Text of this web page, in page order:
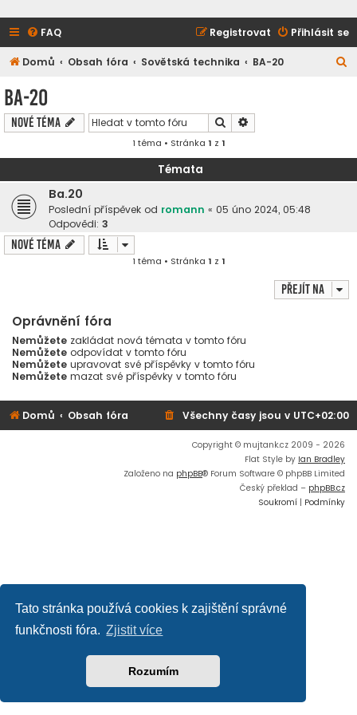
Tato stránka používá cookies k zajištění správné
funkčnosti fóra. Zjistit více
Rozumím
FAQ Přihlásit se
Registrovat
Domů Obsah fóra Sovětská technika BA-20
BA-20
Nové téma Hledat
1 téma • Stránka 1 z 1
Témata
Ba.20
Poslední příspěvek od romann « 05 úno 2024, 05:48
Odpovědi: 3
Nové téma
1 téma • Stránka 1 z 1
Přejít na
Oprávnění fóra
Nemůžete zakládat nová témata v tomto fóru
Nemůžete odpovídat v tomto fóru
Nemůžete upravovat své příspěvky v tomto fóru
Nemůžete mazat své příspěvky v tomto fóru
Domů Obsah fóra Všechny časy jsou v UTC+02:00
Copyright © mujtank.cz 2009 - 2026
Flat Style by Ian Bradley
Založeno na phpBB® Forum Software © phpBB Limited
Český překlad – phpBB.cz
Soukromí | Podmínky